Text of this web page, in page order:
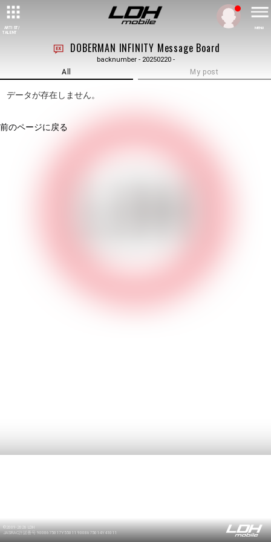
ARTIST/
TALENT
MENU
DOBERMAN INFINITY Message Board
backnumber - 20250220 -
All My post
データが存在しません。
前のページに戻る
©2009-2026 LDH
JASRAC許諾番号 9008675017Y55011 9008675014Y41011